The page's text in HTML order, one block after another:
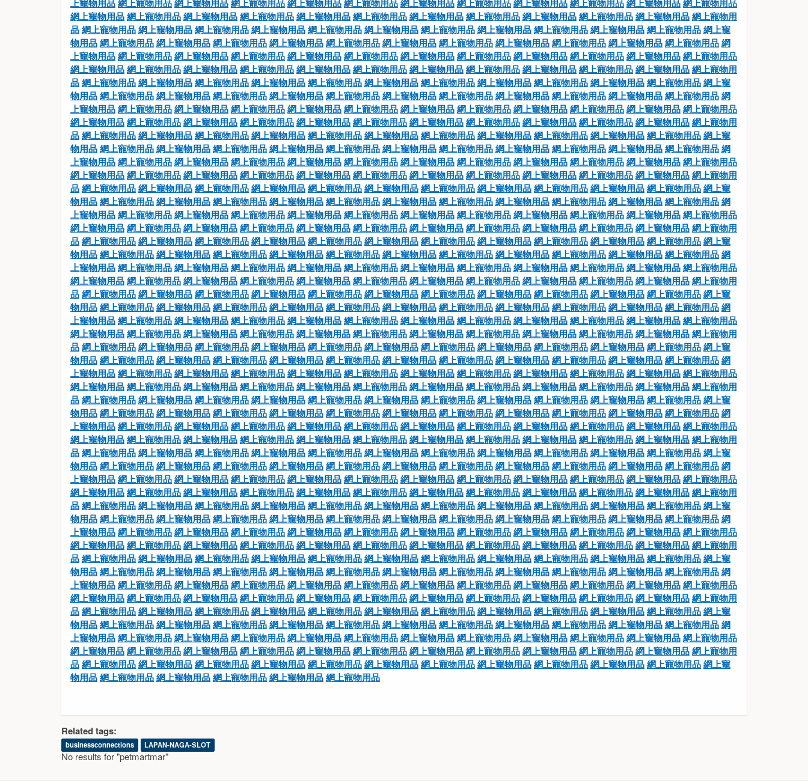
上寵物用品網上寵物用品網上寵物用品網上寵物用品網上寵物用品網上寵物用品網上寵物用品網上寵物用品網上寵物用品網上寵物用品網上寵物用品網上寵物用品
網上寵物用品網上寵物用品網上寵物用品網上寵物用品網上寵物用品網上寵物用品網上寵物用品網上寵物用品網上寵物用品網上寵物用品網上寵物用品網上寵物用
品網上寵物用品網上寵物用品網上寵物用品網上寵物用品網上寵物用品網上寵物用品網上寵物用品網上寵物用品網上寵物用品網上寵物用品網上寵物用品網上寵
物用品網上寵物用品網上寵物用品網上寵物用品網上寵物用品網上寵物用品網上寵物用品網上寵物用品網上寵物用品網上寵物用品網上寵物用品網上寵物用品網
上寵物用品網上寵物用品網上寵物用品網上寵物用品網上寵物用品網上寵物用品網上寵物用品網上寵物用品網上寵物用品網上寵物用品網上寵物用品網上寵物用品
網上寵物用品網上寵物用品網上寵物用品網上寵物用品網上寵物用品網上寵物用品網上寵物用品網上寵物用品網上寵物用品網上寵物用品網上寵物用品網上寵物用
品網上寵物用品網上寵物用品網上寵物用品網上寵物用品網上寵物用品網上寵物用品網上寵物用品網上寵物用品網上寵物用品網上寵物用品網上寵物用品網上寵
物用品網上寵物用品網上寵物用品網上寵物用品網上寵物用品網上寵物用品網上寵物用品網上寵物用品網上寵物用品網上寵物用品網上寵物用品網上寵物用品網
上寵物用品網上寵物用品網上寵物用品網上寵物用品網上寵物用品網上寵物用品網上寵物用品網上寵物用品網上寵物用品網上寵物用品網上寵物用品網上寵物用品
網上寵物用品網上寵物用品網上寵物用品網上寵物用品網上寵物用品網上寵物用品網上寵物用品網上寵物用品網上寵物用品網上寵物用品網上寵物用品網上寵物用
品網上寵物用品網上寵物用品網上寵物用品網上寵物用品網上寵物用品網上寵物用品網上寵物用品網上寵物用品網上寵物用品網上寵物用品網上寵物用品網上寵
物用品網上寵物用品網上寵物用品網上寵物用品網上寵物用品網上寵物用品網上寵物用品網上寵物用品網上寵物用品網上寵物用品網上寵物用品網上寵物用品網
上寵物用品網上寵物用品網上寵物用品網上寵物用品網上寵物用品網上寵物用品網上寵物用品網上寵物用品網上寵物用品網上寵物用品網上寵物用品網上寵物用品
網上寵物用品網上寵物用品網上寵物用品網上寵物用品網上寵物用品網上寵物用品網上寵物用品網上寵物用品網上寵物用品網上寵物用品網上寵物用品網上寵物用
品網上寵物用品網上寵物用品網上寵物用品網上寵物用品網上寵物用品網上寵物用品網上寵物用品網上寵物用品網上寵物用品網上寵物用品網上寵物用品網上寵
物用品網上寵物用品網上寵物用品網上寵物用品網上寵物用品網上寵物用品網上寵物用品網上寵物用品網上寵物用品網上寵物用品網上寵物用品網上寵物用品網
上寵物用品網上寵物用品網上寵物用品網上寵物用品網上寵物用品網上寵物用品網上寵物用品網上寵物用品網上寵物用品網上寵物用品網上寵物用品網上寵物用品
網上寵物用品網上寵物用品網上寵物用品網上寵物用品網上寵物用品網上寵物用品網上寵物用品網上寵物用品網上寵物用品網上寵物用品網上寵物用品網上寵物用
品網上寵物用品網上寵物用品網上寵物用品網上寵物用品網上寵物用品網上寵物用品網上寵物用品網上寵物用品網上寵物用品網上寵物用品網上寵物用品網上寵
物用品網上寵物用品網上寵物用品網上寵物用品網上寵物用品網上寵物用品網上寵物用品網上寵物用品網上寵物用品網上寵物用品網上寵物用品網上寵物用品網
上寵物用品網上寵物用品網上寵物用品網上寵物用品網上寵物用品網上寵物用品網上寵物用品網上寵物用品網上寵物用品網上寵物用品網上寵物用品網上寵物用品
網上寵物用品網上寵物用品網上寵物用品網上寵物用品網上寵物用品網上寵物用品網上寵物用品網上寵物用品網上寵物用品網上寵物用品網上寵物用品網上寵物用
品網上寵物用品網上寵物用品網上寵物用品網上寵物用品網上寵物用品網上寵物用品網上寵物用品網上寵物用品網上寵物用品網上寵物用品網上寵物用品網上寵
物用品網上寵物用品網上寵物用品網上寵物用品網上寵物用品網上寵物用品網上寵物用品網上寵物用品網上寵物用品網上寵物用品網上寵物用品網上寵物用品網
上寵物用品網上寵物用品網上寵物用品網上寵物用品網上寵物用品網上寵物用品網上寵物用品網上寵物用品網上寵物用品網上寵物用品網上寵物用品網上寵物用品
網上寵物用品網上寵物用品網上寵物用品網上寵物用品網上寵物用品網上寵物用品網上寵物用品網上寵物用品網上寵物用品網上寵物用品網上寵物用品網上寵物用
品網上寵物用品網上寵物用品網上寵物用品網上寵物用品網上寵物用品網上寵物用品網上寵物用品網上寵物用品網上寵物用品網上寵物用品網上寵物用品網上寵
物用品網上寵物用品網上寵物用品網上寵物用品網上寵物用品網上寵物用品網上寵物用品網上寵物用品網上寵物用品網上寵物用品網上寵物用品網上寵物用品網
上寵物用品網上寵物用品網上寵物用品網上寵物用品網上寵物用品網上寵物用品網上寵物用品網上寵物用品網上寵物用品網上寵物用品網上寵物用品網上寵物用品
網上寵物用品網上寵物用品網上寵物用品網上寵物用品網上寵物用品網上寵物用品網上寵物用品網上寵物用品網上寵物用品網上寵物用品網上寵物用品網上寵物用
品網上寵物用品網上寵物用品網上寵物用品網上寵物用品網上寵物用品網上寵物用品網上寵物用品網上寵物用品網上寵物用品網上寵物用品網上寵物用品網上寵
物用品網上寵物用品網上寵物用品網上寵物用品網上寵物用品網上寵物用品網上寵物用品網上寵物用品網上寵物用品網上寵物用品網上寵物用品網上寵物用品網
上寵物用品網上寵物用品網上寵物用品網上寵物用品網上寵物用品網上寵物用品網上寵物用品網上寵物用品網上寵物用品網上寵物用品網上寵物用品網上寵物用品
網上寵物用品網上寵物用品網上寵物用品網上寵物用品網上寵物用品網上寵物用品網上寵物用品網上寵物用品網上寵物用品網上寵物用品網上寵物用品網上寵物用
品網上寵物用品網上寵物用品網上寵物用品網上寵物用品網上寵物用品網上寵物用品網上寵物用品網上寵物用品網上寵物用品網上寵物用品網上寵物用品網上寵
物用品網上寵物用品網上寵物用品網上寵物用品網上寵物用品網上寵物用品網上寵物用品網上寵物用品網上寵物用品網上寵物用品網上寵物用品網上寵物用品網
上寵物用品網上寵物用品網上寵物用品網上寵物用品網上寵物用品網上寵物用品網上寵物用品網上寵物用品網上寵物用品網上寵物用品網上寵物用品網上寵物用品
網上寵物用品網上寵物用品網上寵物用品網上寵物用品網上寵物用品網上寵物用品網上寵物用品網上寵物用品網上寵物用品網上寵物用品網上寵物用品網上寵物用
品網上寵物用品網上寵物用品網上寵物用品網上寵物用品網上寵物用品網上寵物用品網上寵物用品網上寵物用品網上寵物用品網上寵物用品網上寵物用品網上寵
物用品網上寵物用品網上寵物用品網上寵物用品網上寵物用品網上寵物用品網上寵物用品網上寵物用品網上寵物用品網上寵物用品網上寵物用品網上寵物用品網
上寵物用品網上寵物用品網上寵物用品網上寵物用品網上寵物用品網上寵物用品網上寵物用品網上寵物用品網上寵物用品網上寵物用品網上寵物用品網上寵物用品
網上寵物用品網上寵物用品網上寵物用品網上寵物用品網上寵物用品網上寵物用品網上寵物用品網上寵物用品網上寵物用品網上寵物用品網上寵物用品網上寵物用
品網上寵物用品網上寵物用品網上寵物用品網上寵物用品網上寵物用品網上寵物用品網上寵物用品網上寵物用品網上寵物用品網上寵物用品網上寵物用品網上寵
物用品網上寵物用品網上寵物用品網上寵物用品網上寵物用品網上寵物用品網上寵物用品網上寵物用品網上寵物用品網上寵物用品網上寵物用品網上寵物用品網
上寵物用品網上寵物用品網上寵物用品網上寵物用品網上寵物用品網上寵物用品網上寵物用品網上寵物用品網上寵物用品網上寵物用品網上寵物用品網上寵物用品
網上寵物用品網上寵物用品網上寵物用品網上寵物用品網上寵物用品網上寵物用品網上寵物用品網上寵物用品網上寵物用品網上寵物用品網上寵物用品網上寵物用
品網上寵物用品網上寵物用品網上寵物用品網上寵物用品網上寵物用品網上寵物用品網上寵物用品網上寵物用品網上寵物用品網上寵物用品網上寵物用品網上寵
物用品網上寵物用品網上寵物用品網上寵物用品網上寵物用品網上寵物用品網上寵物用品網上寵物用品網上寵物用品網上寵物用品網上寵物用品網上寵物用品網
上寵物用品網上寵物用品網上寵物用品網上寵物用品網上寵物用品網上寵物用品網上寵物用品網上寵物用品網上寵物用品網上寵物用品網上寵物用品網上寵物用品
網上寵物用品網上寵物用品網上寵物用品網上寵物用品網上寵物用品網上寵物用品網上寵物用品網上寵物用品網上寵物用品網上寵物用品網上寵物用品網上寵物用
品網上寵物用品網上寵物用品網上寵物用品網上寵物用品網上寵物用品網上寵物用品網上寵物用品網上寵物用品網上寵物用品網上寵物用品網上寵物用品網上寵
物用品網上寵物用品網上寵物用品網上寵物用品網上寵物用品網上寵物用品
Related tags:
businessconnections LAPAN-NAGA-SLOT
No results for "petmartmar"